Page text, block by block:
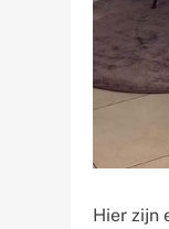
Hier zijn